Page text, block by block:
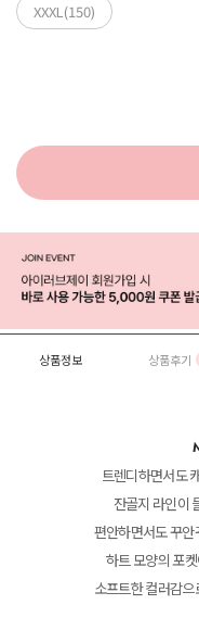
XXXL(150)
상품정보 상품후기
트렌디하면서도
잔골지 라인이
편안하면서도 꾸
하트 모양의 포
소프트한 컬러감